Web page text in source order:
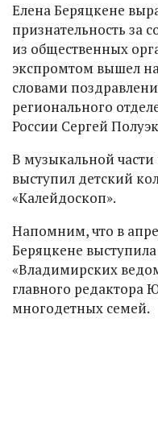
Елена Беряцкене
признательность за
из общественных
экспромтом вышел
словами
регионального
России Сергей
В музыкальной
выступил детский
«Калейдоскоп».
Напомним, что в
Беряцкене
«Владимирских
главного редактора
многодетных семей.